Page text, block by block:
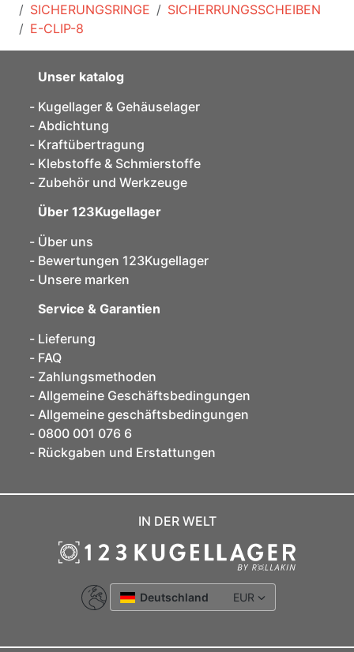
SICHERUNGSRINGE
SICHERRUNGSSCHEIBEN
E-CLIP-8
Unser katalog
Kugellager & Gehäuselager
Abdichtung
Kraftübertragung
Klebstoffe & Schmierstoffe
Zubehör und Werkzeuge
Über 123Kugellager
Über uns
Bewertungen 123Kugellager
Unsere marken
Service & Garantien
Lieferung
FAQ
Zahlungsmethoden
Allgemeine Geschäftsbedingungen
Allgemeine geschäftsbedingungen
0800 001 076 6
Rückgaben und Erstattungen
IN DER WELT
Deutschland EUR